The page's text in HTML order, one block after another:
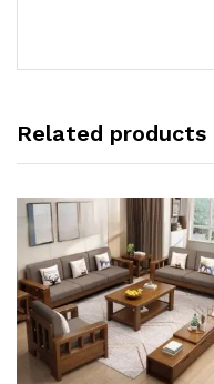
Related products